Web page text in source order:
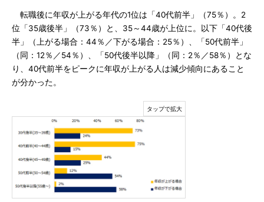
転職後に年収が上がる年代の1位は「40代前半」（75％）。2
位「35歳後半」（73％）と、35～44歳が上位に。以下「40代後
半」（上がる場合：44％／下がる場合：25％）、「50代前半」
（同：12％／54％）、「50代後半以降」（同：2％／58％）とな
り、40代前半をピークに年収が上がる人は減少傾向にあること
が分かった。